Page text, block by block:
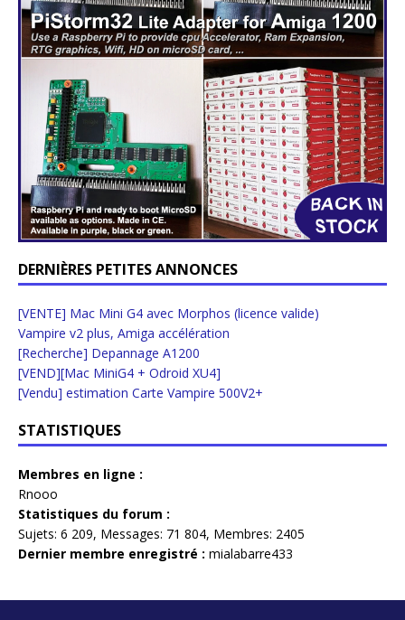
DERNIÈRES PETITES ANNONCES
[VENTE] Mac Mini G4 avec Morphos (licence valide)
Vampire v2 plus, Amiga accélération
[Recherche] Depannage A1200
[VEND][Mac MiniG4 + Odroid XU4]
[Vendu] estimation Carte Vampire 500V2+
STATISTIQUES
Membres en ligne :
Rnooo
Statistiques du forum :
Sujets: 6 209, Messages: 71 804, Membres: 2405
Dernier membre enregistré : mialabarre433